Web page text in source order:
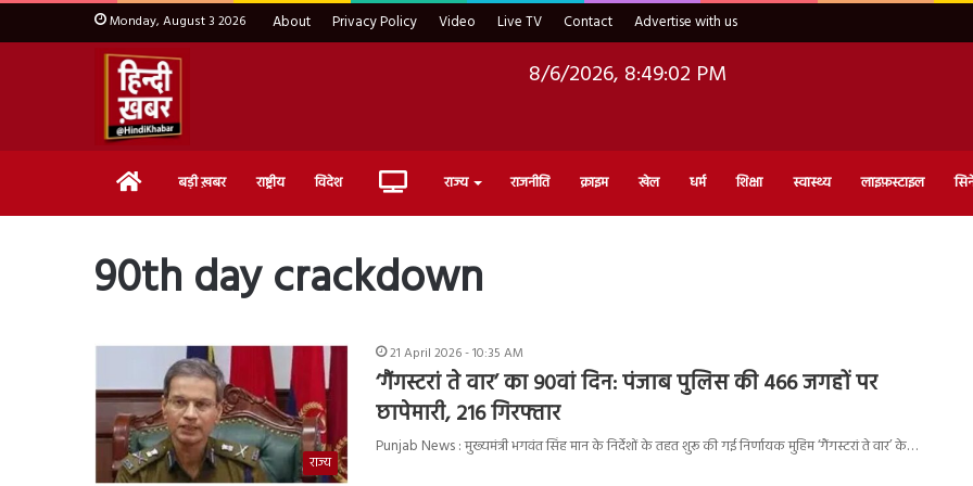
Monday, August 3 2026 About Privacy Policy Video Live TV Contact Advertise with us
8/6/2026, 8:49:03 PM
Home बड़ी ख़बर राष्ट्रीय विदेश Live राज्य राजनीति क्राइम खेल धर्म शिक्षा स्वास्थ्य लाइफ़स्टाइल
90th day crackdown
राज्य
21 April 2026 - 10:35 AM
‘गैंगस्टरां ते वार’ का 90वां दिन: पंजाब पुलिस की 466 जगहों पर
छापेमारी, 216 गिरफ्तार
Punjab News : मुख्यमंत्री भगवंत सिंह मान के निर्देशों के तहत शुरू की गई निर्णायक मुहिम ‘गैंगस्टरां ते वार’ के…